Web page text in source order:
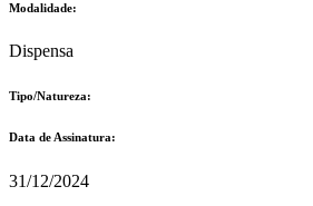
Modalidade:
Dispensa
Tipo/Natureza:
Data de Assinatura:
31/12/2024